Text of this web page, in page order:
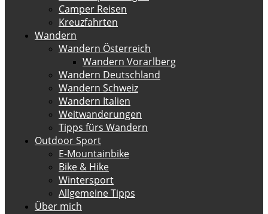
Camper Reisen
Kreuzfahrten
Wandern
Wandern Österreich
Wandern Vorarlberg
Wandern Deutschland
Wandern Schweiz
Wandern Italien
Weitwanderungen
Tipps fürs Wandern
Outdoor Sport
E-Mountainbike
Bike & Hike
Wintersport
Allgemeine Tipps
Über mich